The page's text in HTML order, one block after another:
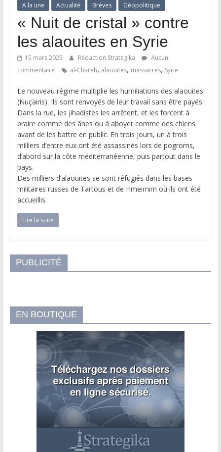
A la une Actualité Brèves Géopolitique
« Nuit de cristal » contre
les alaouites en Syrie
15 mars 2025 Rédaction Strategika
Aucun
commentaire
al-Chareh, alaouites, massacres, Syrie
Le nouveau régime multiplie les humiliations des alaouites
(Nuçairis). Ils sont renvoyés de leur travail sans être payés.
Dans la rue, les jihadistes les arrêtent, et les forcent à
braire comme des ânes ou à aboyer comme des chiens
avant de les battre en public. En trois jours, un à trois
milliers d’entre eux ont été assassinés lors de pogroms,
d’abord sur la côte méditerranéenne, puis partout dans le
pays.
Des milliers d’alaouites se sont réfugiés dans les bases
militaires russes de Tartous et de Hmeimim où ils ont été
accueillis.
Lire la suite
PUBLICITÉ
EN BOUTIQUE